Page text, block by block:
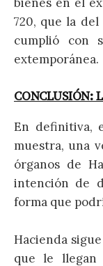
720, que la
cumplió con
extemporánea.
CONCLUSIÓN:
En definitiva,
muestra, una
órganos de
intención de
forma que
Hacienda
que le llegan